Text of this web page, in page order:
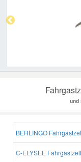
und
BERLINGO
C-ELYSEE